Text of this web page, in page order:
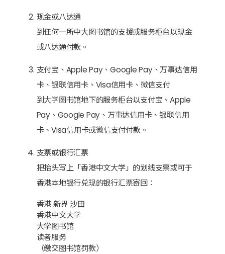
现金或八达通
到任何一所中大图书馆的支援或服务柜台以现金
或八达通付款。
支付宝、Apple Pay、Google Pay、万事达信用
卡、银联信用卡、Visa信用卡、微信支付
到大学图书馆地下的服务柜台以支付宝、Apple
Pay、Google Pay、万事达信用卡、银联信用
卡、Visa信用卡或微信支付付款。
支票或银行汇票
把抬头写上「香港中文大学」的划线支票或可于
香港本地银行兑现的银行汇票寄回：
香港 新界 沙田
香港中文大学
大学图书馆
读者服务
（缴交图书馆罚款）